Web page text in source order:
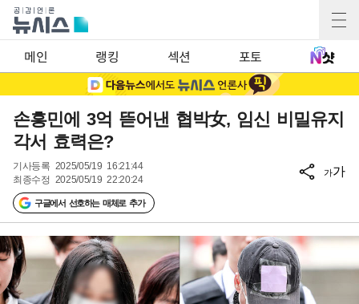
메인 랭킹 섹션 포토
손흥민에 3억 뜯어낸 협박女, 임신 비밀유지
각서 효력은?
기사등록 2025/05/19 16:21:44
최종수정 2025/05/19 22:20:24
구글에서 선호하는 매체로 추가
가가